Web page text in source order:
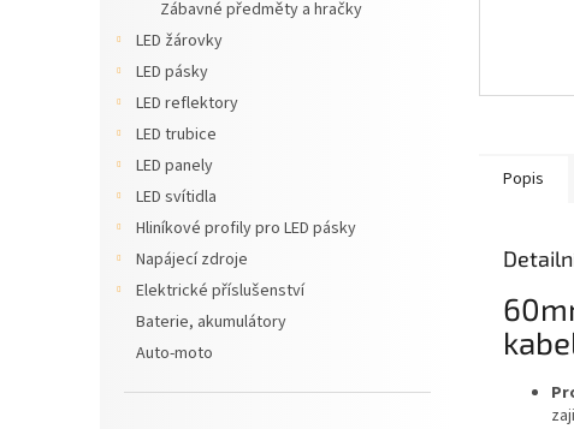
Zábavné předměty a hračky
LED žárovky
LED pásky
LED reflektory
LED trubice
LED panely
LED svítidla
Hliníkové profily pro LED pásky
Napájecí zdroje
Elektrické příslušenství
Baterie, akumulátory
Auto-moto
Popis